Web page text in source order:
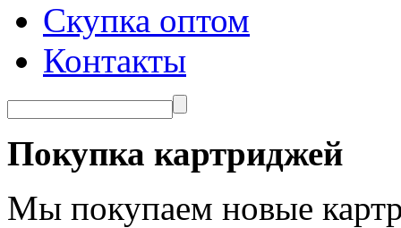
Скупка оптом
Контакты
Покупка картриджей
Мы покупаем новые